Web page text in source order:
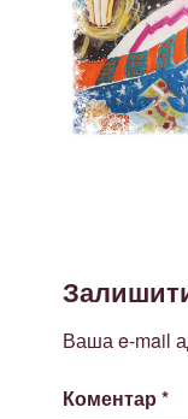
Ваша e-mail
Коментар *